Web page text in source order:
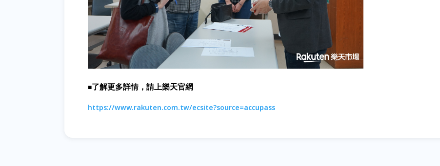
■了解更多詳情，請上樂天官網
https://www.rakuten.com.tw/ecsite?source=accupass